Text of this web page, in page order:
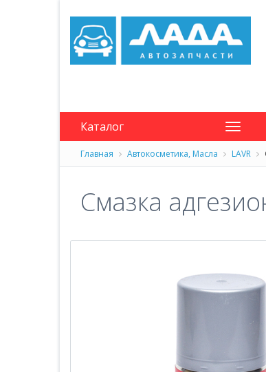
Каталог
Главная Автокосметика, Масла LAVR
Смазка